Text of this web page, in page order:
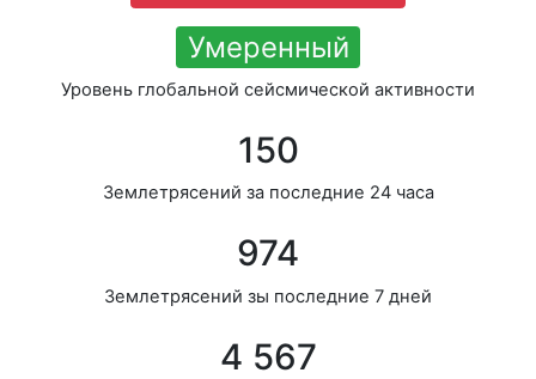
Умеренный
Уровень глобальной сейсмической активности
150
Землетрясений за последние 24 часа
974
Землетрясений зы последние 7 дней
4 567